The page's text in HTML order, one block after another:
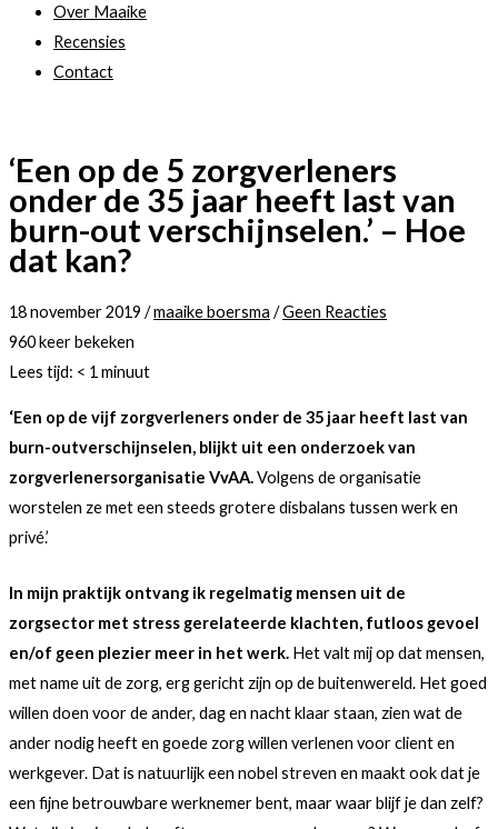
Over Maaike
Recensies
Contact
‘Een op de 5 zorgverleners
onder de 35 jaar heeft last van
burn-out verschijnselen.’ – Hoe
dat kan?
18 november 2019 /maaike boersma /Geen Reacties
960 keer bekeken
Lees tijd: < 1 minuut
‘Een op de vijf zorgverleners onder de 35 jaar heeft last van
burn-outverschijnselen, blijkt uit een onderzoek van
zorgverlenersorganisatie VvAA.Volgens de organisatie
worstelen ze met een steeds grotere disbalans tussen werk en
privé.’
In mijn praktijk ontvang ik regelmatig mensen uit de
zorgsector met stress gerelateerde klachten, futloos gevoel
en/of geen plezier meer in het werk. Het valt mij op dat mensen,
met name uit de zorg, erg gericht zijn op de buitenwereld. Het goed
willen doen voor de ander, dag en nacht klaar staan, zien wat de
ander nodig heeft en goede zorg willen verlenen voor client en
werkgever. Dat is natuurlijk een nobel streven en maakt ook dat je
een fijne betrouwbare werknemer bent, maar waar blijf je dan zelf?